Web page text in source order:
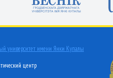
университет имени Янки Купалы
центр